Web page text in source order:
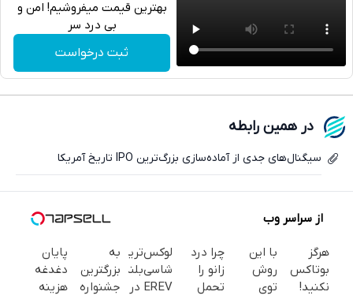
واتساپ
بهترین قیمت میفروشیم! امن و
بی درد سر
ثبت درخواست
در همین رابطه
سیگنال‌های جدی از آماده‌سازی بزرگ‌ترین IPO تاریخ آمریکا
از سراسر وب
هرگز
بوتاکس
نکنید!
با این
روش
توی
چرا درد
زانو را
تحمل
لوکس‌ترین
شاسی‌بلند
EREV در
به
بزرگترین
جشنواره
پایان
دغدغه
هزینه